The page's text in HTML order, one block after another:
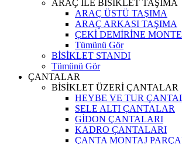
ARAÇ İLE BİSİKLET TAŞIMA
ARAÇ ÜSTÜ TAŞIMA
ARAÇ ARKASI TAŞIMA
ÇEKİ DEMİRİNE
Tümünü Gör
BİSİKLET STANDI
Tümünü Gör
ÇANTALAR
BİSİKLET ÜZERİ ÇANTALAR
HEYBE VE TUR
SELE ALTI ÇANTALAR
GİDON ÇANTALARI
KADRO ÇANTALARI
ÇANTA MONTAJ